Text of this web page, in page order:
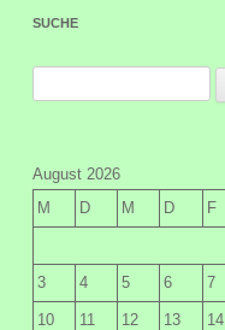
SUCHE
August 2026
M
D M D F
3 4 5 6 7
10 11 12 13 14